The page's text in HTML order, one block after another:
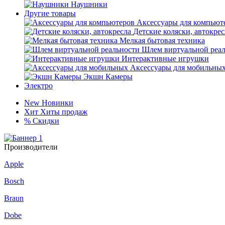
Наушники
Другие товары
Аксессуары для
Детские коляски,
Мелкая бытовая техника
Шлем виртуальной
Интерактивные игрушки
Аксессуары для
Экшн Камеры
Электро
New Новинки
Хит Хиты продаж
% Скидки
Производители
Apple
Bosch
Braun
Dobe